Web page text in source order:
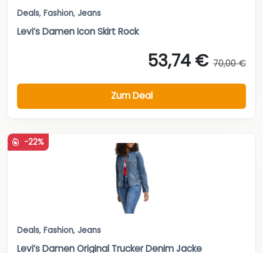
Deals, Fashion, Jeans
Levi’s Damen Icon Skirt Rock
53,74 € 70,00 €
Zum Deal
-22%
Deals, Fashion, Jeans
Levi’s Damen Original Trucker Denim Jacke